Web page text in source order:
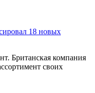
18 новых
Британская компания
своих